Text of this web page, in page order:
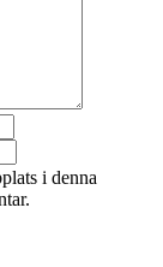
i denna